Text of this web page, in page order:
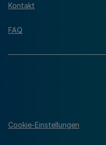
Kontakt
FAQ
Cookie-Einstellungen